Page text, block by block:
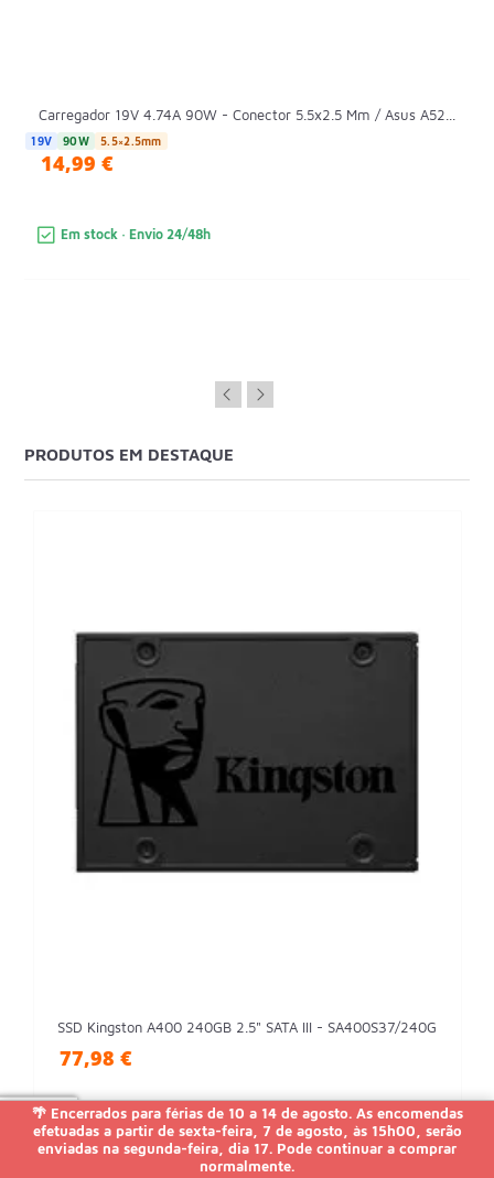
🌴 Encerrados para férias de 10 a 14 de agosto. As encomendas
efetuadas a partir de sexta-feira, 7 de agosto, às 15h00, serão
enviadas na segunda-feira, dia 17. Pode continuar a comprar
normalmente.
Carregador 19V 4.74A 90W - Conector 5.5x2.5 Mm / Asus A52...
19V 90W 5.5×2.5mm
14,99 €
Em stock · Envio 24/48h
PRODUTOS EM DESTAQUE
SSD Kingston A400 240GB 2.5" SATA III - SA400S37/240G
77,98 €
Em estoque. Entrega 1 ou 2 dias úteis